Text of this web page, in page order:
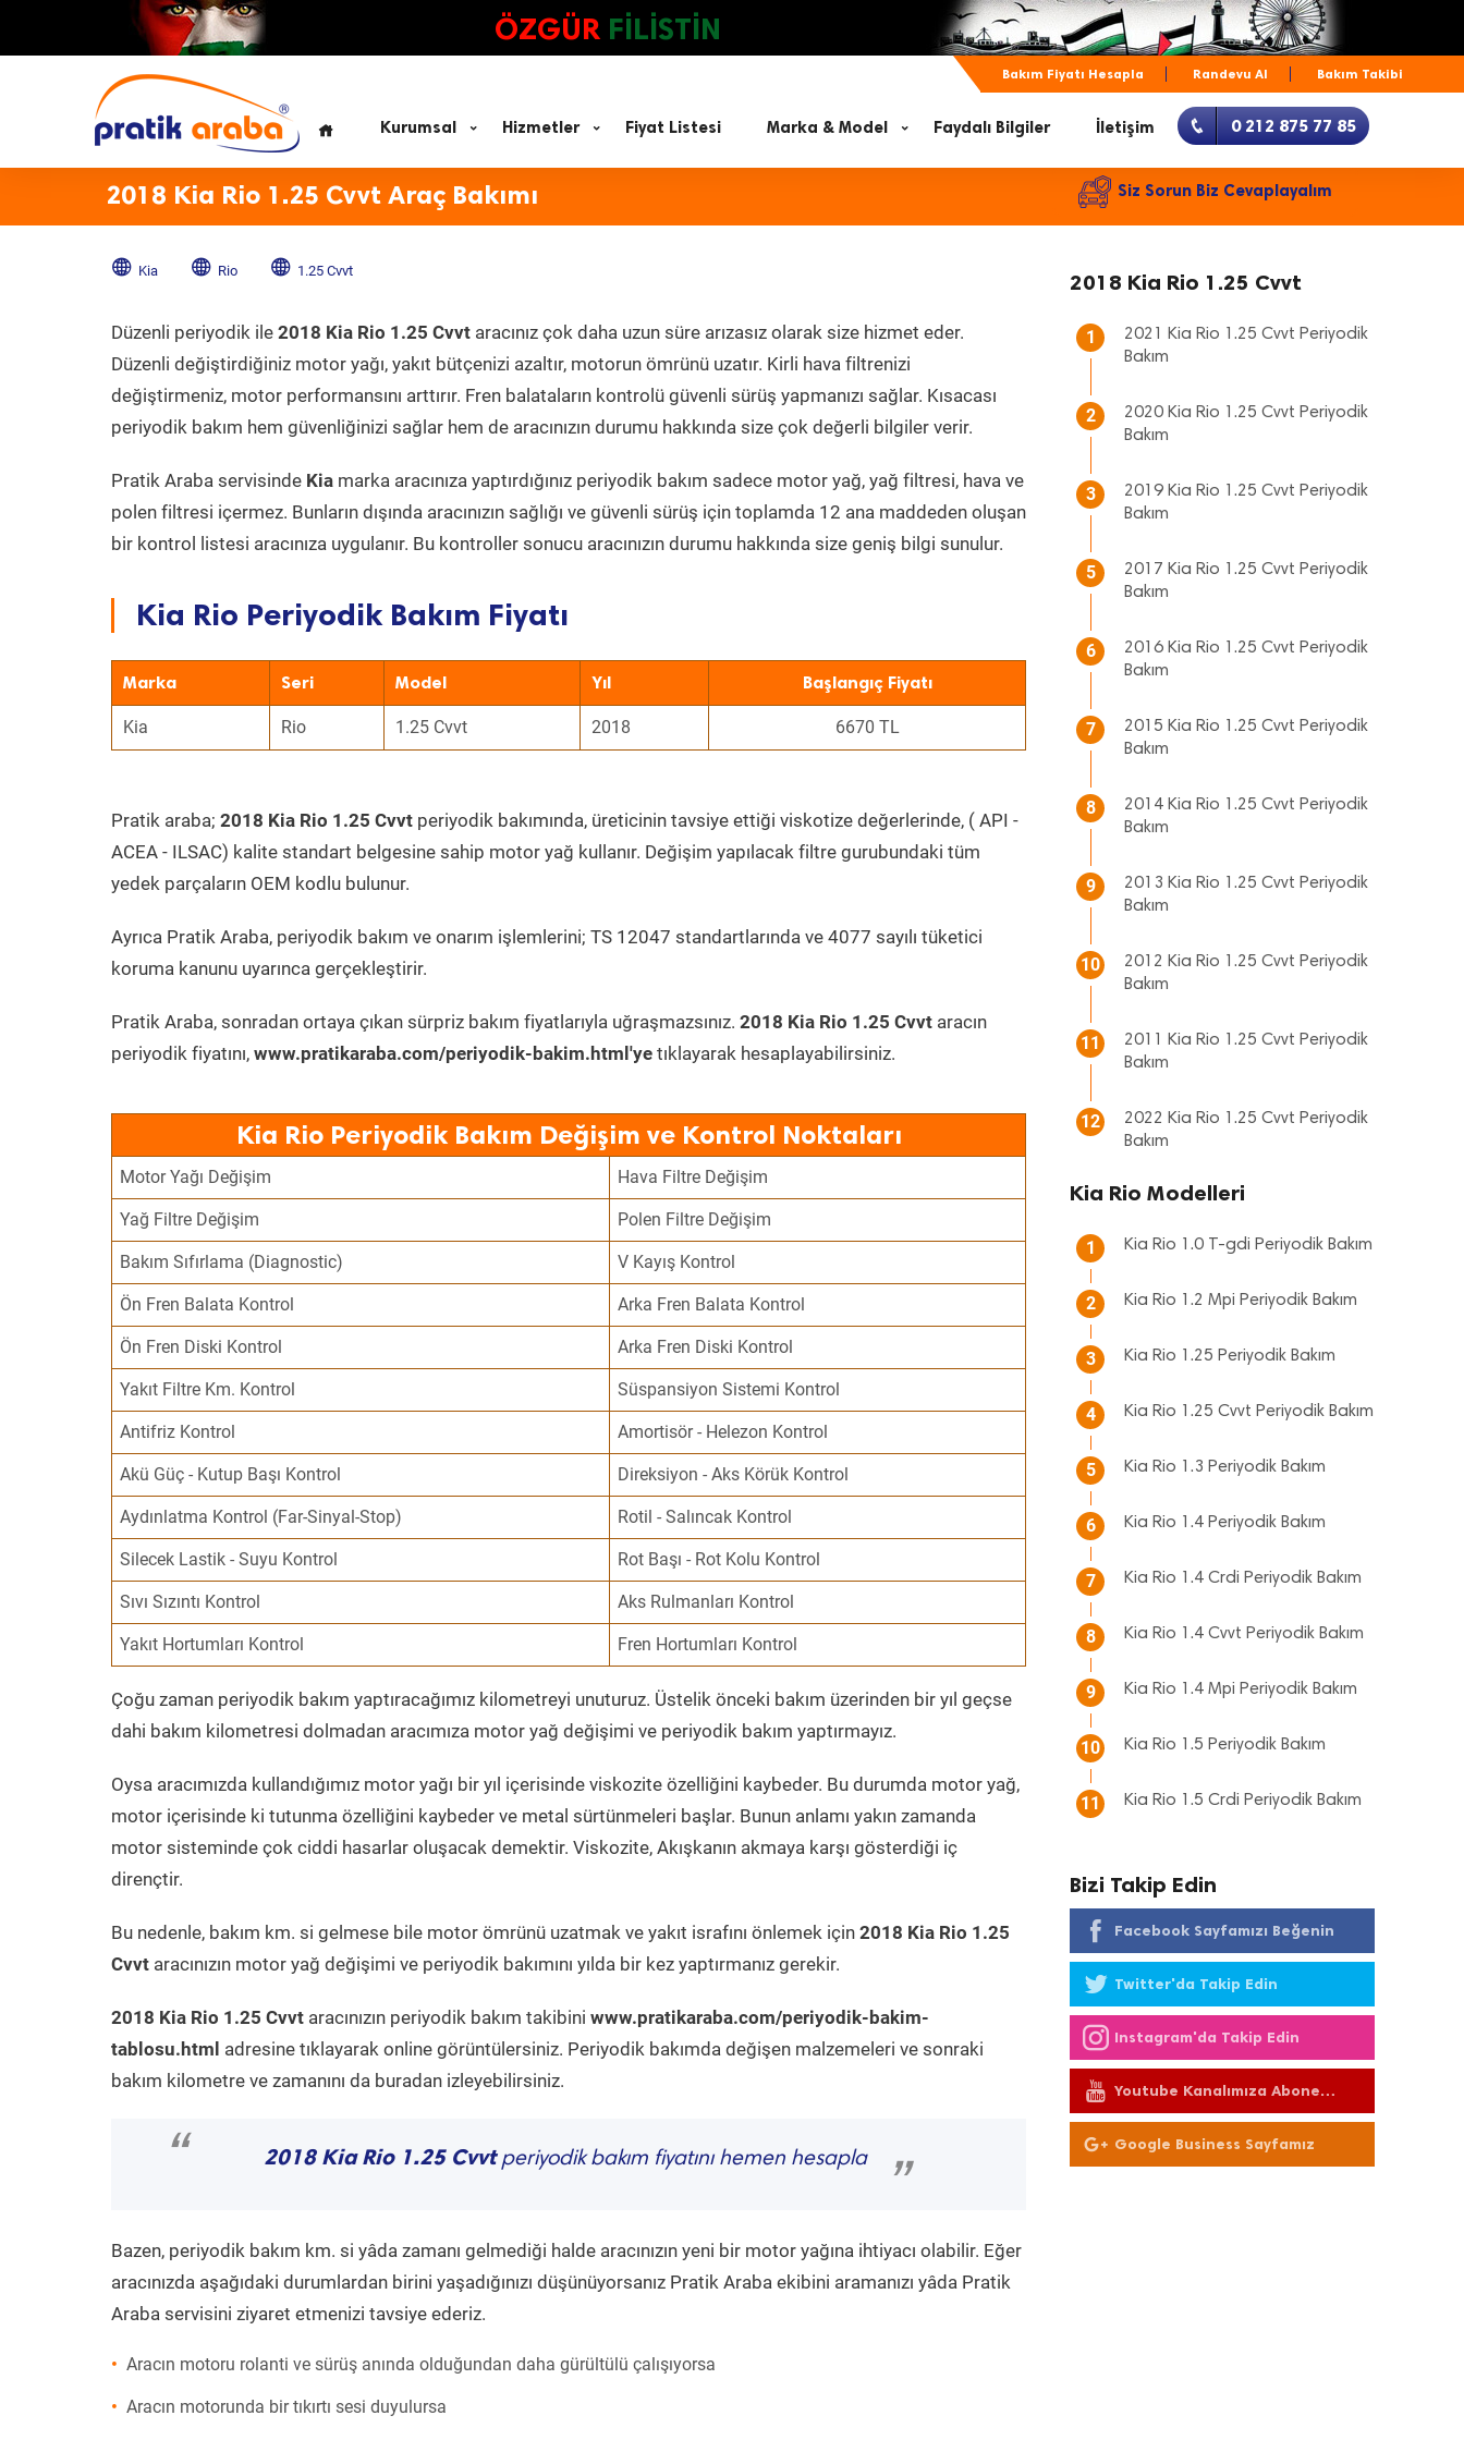
ÖZGÜR FİLİSTİN
Bakım Fiyatı Hesapla Randevu Al Bakım Takibi
Kurumsal Hizmetler Fiyat Listesi Marka & Model Faydalı Bilgiler İletişim 0 212 875 77 85
2018 Kia Rio 1.25 Cvvt Araç Bakımı Siz Sorun Biz Cevaplayalım
Kia Rio 1.25 Cvvt
Düzenli periyodik ile 2018 Kia Rio 1.25 Cvvt aracınız çok daha uzun süre arızasız olarak size hizmet eder.
Düzenli değiştirdiğiniz motor yağı, yakıt bütçenizi azaltır, motorun ömrünü uzatır. Kirli hava filtrenizi
değiştirmeniz, motor performansını arttırır. Fren balataların kontrolü güvenli sürüş yapmanızı sağlar. Kısacası
periyodik bakım hem güvenliğinizi sağlar hem de aracınızın durumu hakkında size çok değerli bilgiler verir.
Pratik Araba servisinde Kia marka aracınıza yaptırdığınız periyodik bakım sadece motor yağ, yağ filtresi, hava ve
polen filtresi içermez. Bunların dışında aracınızın sağlığı ve güvenli sürüş için toplamda 12 ana maddeden oluşan
bir kontrol listesi aracınıza uygulanır. Bu kontroller sonucu aracınızın durumu hakkında size geniş bilgi sunulur.
Kia Rio Periyodik Bakım Fiyatı
Marka Seri Model Yıl Başlangıç Fiyatı
Kia Rio 1.25 Cvvt 2018 6670 TL
Pratik araba; 2018 Kia Rio 1.25 Cvvt periyodik bakımında, üreticinin tavsiye ettiği viskotize değerlerinde, ( API -
ACEA - ILSAC) kalite standart belgesine sahip motor yağ kullanır. Değişim yapılacak filtre gurubundaki tüm
yedek parçaların OEM kodlu bulunur.
Ayrıca Pratik Araba, periyodik bakım ve onarım işlemlerini; TS 12047 standartlarında ve 4077 sayılı tüketici
koruma kanunu uyarınca gerçekleştirir.
Pratik Araba, sonradan ortaya çıkan sürpriz bakım fiyatlarıyla uğraşmazsınız. 2018 Kia Rio 1.25 Cvvt aracın
periyodik fiyatını, www.pratikaraba.com/periyodik-bakim.html'ye tıklayarak hesaplayabilirsiniz.
Kia Rio Periyodik Bakım Değişim ve Kontrol Noktaları
Motor Yağı Değişim Hava Filtre Değişim
Yağ Filtre Değişim Polen Filtre Değişim
Bakım Sıfırlama (Diagnostic) V Kayış Kontrol
Ön Fren Balata Kontrol Arka Fren Balata Kontrol
Ön Fren Diski Kontrol Arka Fren Diski Kontrol
Yakıt Filtre Km. Kontrol Süspansiyon Sistemi Kontrol
Antifriz Kontrol Amortisör - Helezon Kontrol
Akü Güç - Kutup Başı Kontrol Direksiyon - Aks Körük Kontrol
Aydınlatma Kontrol (Far-Sinyal-Stop) Rotil - Salıncak Kontrol
Silecek Lastik - Suyu Kontrol Rot Başı - Rot Kolu Kontrol
Sıvı Sızıntı Kontrol Aks Rulmanları Kontrol
Yakıt Hortumları Kontrol Fren Hortumları Kontrol
Çoğu zaman periyodik bakım yaptıracağımız kilometreyi unuturuz. Üstelik önceki bakım üzerinden bir yıl geçse
dahi bakım kilometresi dolmadan aracımıza motor yağ değişimi ve periyodik bakım yaptırmayız.
Oysa aracımızda kullandığımız motor yağı bir yıl içerisinde viskozite özelliğini kaybeder. Bu durumda motor yağ,
motor içerisinde ki tutunma özelliğini kaybeder ve metal sürtünmeleri başlar. Bunun anlamı yakın zamanda
motor sisteminde çok ciddi hasarlar oluşacak demektir. Viskozite, Akışkanın akmaya karşı gösterdiği iç
dirençtir.
Bu nedenle, bakım km. si gelmese bile motor ömrünü uzatmak ve yakıt israfını önlemek için 2018 Kia Rio 1.25
Cvvt aracınızın motor yağ değişimi ve periyodik bakımını yılda bir kez yaptırmanız gerekir.
2018 Kia Rio 1.25 Cvvt aracınızın periyodik bakım takibini www.pratikaraba.com/periyodik-bakim-
tablosu.html adresine tıklayarak online görüntülersiniz. Periyodik bakımda değişen malzemeleri ve sonraki
bakım kilometre ve zamanını da buradan izleyebilirsiniz.
“ 2018 Kia Rio 1.25 Cvvtperiyodik bakım fiyatını hemen hesapla
”
Bazen, periyodik bakım km. si yâda zamanı gelmediği halde aracınızın yeni bir motor yağına ihtiyacı olabilir. Eğer
aracınızda aşağıdaki durumlardan birini yaşadığınızı düşünüyorsanız Pratik Araba ekibini aramanızı yâda Pratik
Araba servisini ziyaret etmenizi tavsiye ederiz.
Aracın motoru rolanti ve sürüş anında olduğundan daha gürültülü çalışıyorsa
Aracın motorunda bir tıkırtı sesi duyulursa
2018 Kia Rio 1.25 Cvvt
1
2021 Kia Rio 1.25 Cvvt Periyodik
Bakım
2
2020 Kia Rio 1.25 Cvvt Periyodik
Bakım
3
2019 Kia Rio 1.25 Cvvt Periyodik
Bakım
5
2017 Kia Rio 1.25 Cvvt Periyodik
Bakım
6
2016 Kia Rio 1.25 Cvvt Periyodik
Bakım
7
2015 Kia Rio 1.25 Cvvt Periyodik
Bakım
8
2014 Kia Rio 1.25 Cvvt Periyodik
Bakım
9
2013 Kia Rio 1.25 Cvvt Periyodik
Bakım
10
2012 Kia Rio 1.25 Cvvt Periyodik
Bakım
11
2011 Kia Rio 1.25 Cvvt Periyodik
Bakım
12
2022 Kia Rio 1.25 Cvvt Periyodik
Bakım
Kia Rio Modelleri
1 Kia Rio 1.0 T-gdi Periyodik Bakım
2 Kia Rio 1.2 Mpi Periyodik Bakım
3 Kia Rio 1.25 Periyodik Bakım
4 Kia Rio 1.25 Cvvt Periyodik Bakım
5 Kia Rio 1.3 Periyodik Bakım
6 Kia Rio 1.4 Periyodik Bakım
7 Kia Rio 1.4 Crdi Periyodik Bakım
8 Kia Rio 1.4 Cvvt Periyodik Bakım
9 Kia Rio 1.4 Mpi Periyodik Bakım
10 Kia Rio 1.5 Periyodik Bakım
11 Kia Rio 1.5 Crdi Periyodik Bakım
Bizi Takip Edin
Facebook Sayfamızı Beğenin
Twitter'da Takip Edin
Instagram'da Takip Edin
Youtube Kanalımıza Abone
Olun
Google Business Sayfamız